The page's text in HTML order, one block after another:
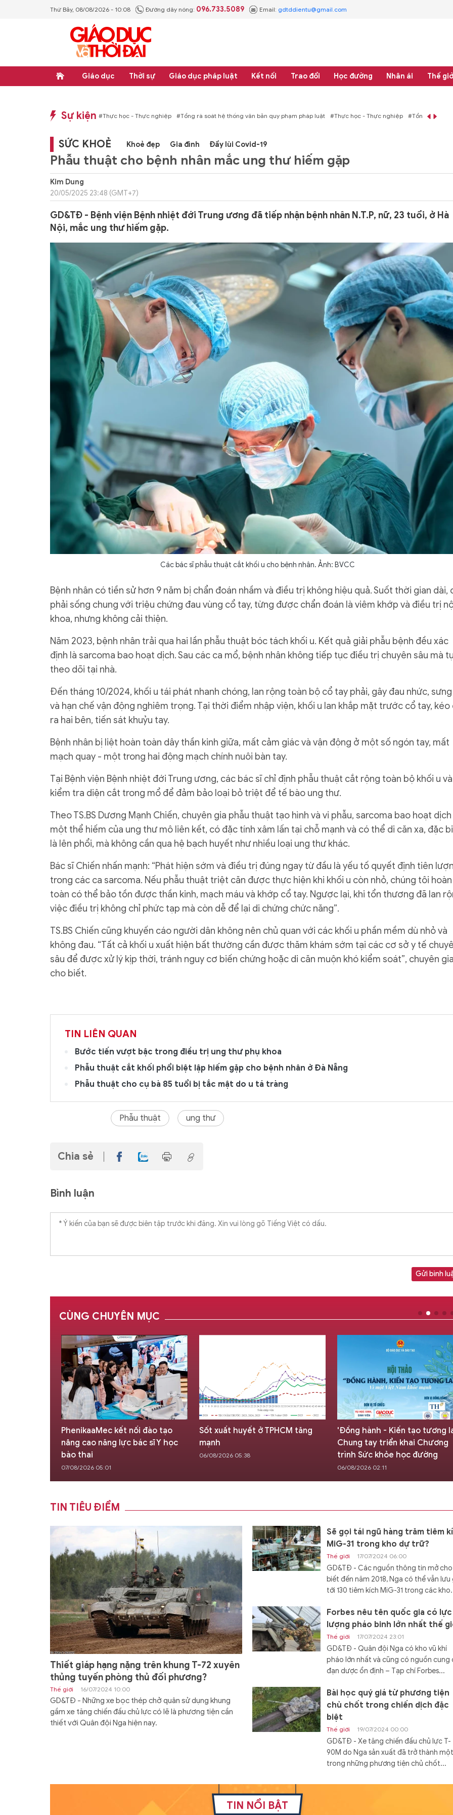
Thứ Bảy, 08/08/2026 - 10:08 Đường dây nóng: 096.733.5089 Email: gdtddientu@gmail.com
Giáo dục Thời sự Giáo dục pháp luật Kết nối Trao đổi Học đường Nhân ái Thế
Sự kiện
#Thực học - Thực nghiệp #Tổng rà soát hệ thống văn bản quy phạm pháp luật #Thực học - Thực nghiệp #Tổng rà soát hệ thống văn bản quy phạm
SỨC KHOẺ Khoẻ đẹp Gia đình Đẩy lùi Covid-19
Phẫu thuật cho bệnh nhân mắc ung thư hiếm gặp
Kim Dung
20/05/2025 23:48 (GMT+7)
GD&TĐ - Bệnh viện Bệnh nhiệt đới Trung ương đã tiếp nhận bệnh nhân N.T.P, nữ, 23 tuổi, ở Hà
Nội, mắc ung thư hiếm gặp.
Các bác sĩ phẫu thuật cắt khối u cho bệnh nhân. Ảnh: BVCC
Bệnh nhân có tiền sử hơn 9 năm bị chẩn đoán nhầm và điều trị không hiệu quả. Suốt thời gian dài,
phải sống chung với triệu chứng đau vùng cổ tay, từng được chẩn đoán là viêm khớp và điều trị
khoa, nhưng không cải thiện.
Năm 2023, bệnh nhân trải qua hai lần phẫu thuật bóc tách khối u. Kết quả giải phẫu bệnh đều xác
định là sarcoma bao hoạt dịch. Sau các ca mổ, bệnh nhân không tiếp tục điều trị chuyên sâu mà
theo dõi tại nhà.
Đến tháng 10/2024, khối u tái phát nhanh chóng, lan rộng toàn bộ cổ tay phải, gây đau nhức,
và hạn chế vận động nghiêm trọng. Tại thời điểm nhập viện, khối u lan khắp mặt trước cổ tay, kéo
ra hai bên, tiến sát khuỷu tay.
Bệnh nhân bị liệt hoàn toàn dây thần kinh giữa, mất cảm giác và vận động ở một số ngón tay, mất
mạch quay - một trong hai động mạch chính nuôi bàn tay.
Tại Bệnh viện Bệnh nhiệt đới Trung ương, các bác sĩ chỉ định phẫu thuật cắt rộng toàn bộ khối u và
kiểm tra diện cắt trong mổ để đảm bảo loại bỏ triệt để tế bào ung thư.
Theo TS.BS Dương Mạnh Chiến, chuyên gia phẫu thuật tạo hình và vi phẫu, sarcoma bao hoạt dịch
một thể hiếm của ung thư mô liên kết, có đặc tính xâm lấn tại chỗ mạnh và có thể di căn xa, đặc
là lên phổi, mà không cần qua hệ bạch huyết như nhiều loại ung thư khác.
Bác sĩ Chiến nhấn mạnh: “Phát hiện sớm và điều trị đúng ngay từ đầu là yếu tố quyết định tiên
trong các ca sarcoma. Nếu phẫu thuật triệt căn được thực hiện khi khối u còn nhỏ, chúng tôi hoàn
toàn có thể bảo tồn được thần kinh, mạch máu và khớp cổ tay. Ngược lại, khi tổn thương đã lan
việc điều trị không chỉ phức tạp mà còn dễ để lại di chứng chức năng”.
TS.BS Chiến cũng khuyến cáo người dân không nên chủ quan với các khối u phần mềm dù nhỏ và
không đau. “Tất cả khối u xuất hiện bất thường cần được thăm khám sớm tại các cơ sở y tế
sâu để được xử lý kịp thời, tránh nguy cơ biến chứng hoặc di căn muộn khó kiểm soát”, chuyên
cho biết.
TIN LIÊN QUAN
Bước tiến vượt bậc trong điều trị ung thư phụ khoa
Phẫu thuật cắt khối phổi biệt lập hiếm gặp cho bệnh nhân ở Đà Nẵng
Phẫu thuật cho cụ bà 85 tuổi bị tắc mật do u tá tràng
Phẫu thuật ung thư
Chia sẻ
Bình luận
Gửi bình
CÙNG CHUYÊN MỤC
PhenikaaMec kết nối đào tạo
nâng cao năng lực bác sĩ Y học
bào thai
07/08/2026 05:01
Sốt xuất huyết ở TPHCM tăng
mạnh
06/08/2026 05:38
'Đồng hành - Kiến tạo tương
Chung tay triển khai Chương
trình Sức khỏe học đường
06/08/2026 02:11
TIN TIÊU ĐIỂM
Thiết giáp hạng nặng trên khung T-72 xuyên
thủng tuyến phòng thủ đối phương?
Thế giới 16/07/2024 10:00
GD&TĐ - Những xe bọc thép chở quân sử dụng khung
gầm xe tăng chiến đấu chủ lực có lẽ là phương tiện cần
thiết với Quân đội Nga hiện nay.
Sẽ gọi tái ngũ hàng trăm tiêm
MiG-31 trong kho dự trữ?
Thế giới 17/07/2024 06:00
GD&TĐ - Các nguồn thông tin mở cho
biết đến năm 2018, Nga có thể vẫn lưu
tới 130 tiêm kích MiG-31 trong các
Forbes nêu tên quốc gia có lực
lượng pháo binh lớn nhất thế
Thế giới 17/07/2024 23:01
GD&TĐ - Quân đội Nga có kho vũ khí
pháo lớn nhất và cũng có nguồn cung
đạn dược ổn định – Tạp chí Forbes...
Bài học quý giá từ phương tiện
chủ chốt trong chiến dịch đặc
biệt
Thế giới 19/07/2024 00:00
GD&TĐ - Xe tăng chiến đấu chủ lực T-
90M do Nga sản xuất đã trở thành một
trong những phương tiện chủ chốt...
Đóng hàng loạt tàu đổ bộ Dự
TIN NỔI BẬT